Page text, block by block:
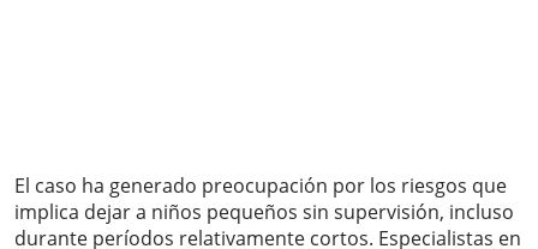
El caso ha generado preocupación por los riesgos que
implica dejar a niños pequeños sin supervisión, incluso
durante períodos relativamente cortos. Especialistas en